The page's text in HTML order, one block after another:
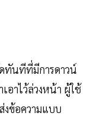
ทันทีที่มีการดาวน์
อาไว้ล่วงหน้า ผู้ใช้
งข้อความแบบ